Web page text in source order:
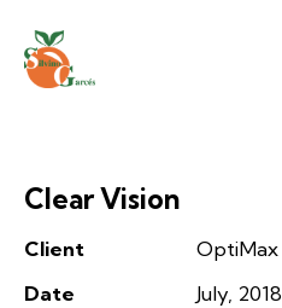
Clear Vision
Client
OptiMax
Date
July, 2018